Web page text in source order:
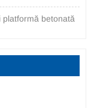
betonată